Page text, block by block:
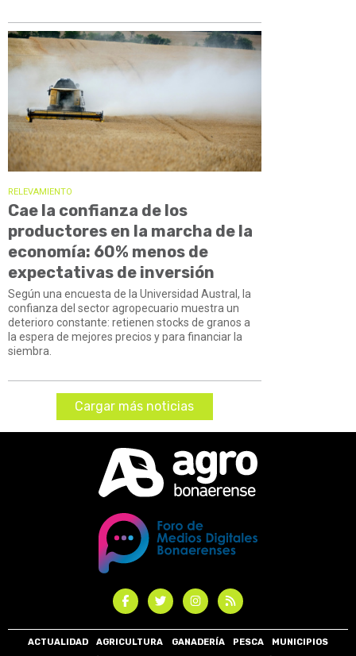
RELEVAMIENTO
Cae la confianza de los
productores en la marcha de la
economía: 60% menos de
expectativas de inversión
Según una encuesta de la Universidad Austral, la
confianza del sector agropecuario muestra un
deterioro constante: retienen stocks de granos a
la espera de mejores precios y para financiar la
siembra.
Cargar más noticias
ACTUALIDAD AGRICULTURA GANADERÍA PESCA MUNICIPIOS